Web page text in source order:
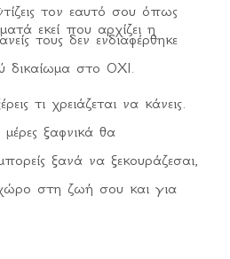
τον εαυτό σου όπως
τους δεν ενδιαφέρθηκε
δικαίωμα στο ΟΧΙ.
εκεί που αρχίζει η
τι χρειάζεται να κάνεις.
ξαφνικά θα
ξανά να ξεκουράζεσαι,
χώρο στη ζωή σου και για